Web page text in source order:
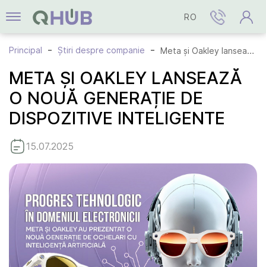
RO
Principal Știri despre companie Meta și Oakley lansează o nouă generație de dispozitive inteligente
META ȘI OAKLEY LANSEAZĂ
O NOUĂ GENERAȚIE DE
DISPOZITIVE INTELIGENTE
15.07.2025